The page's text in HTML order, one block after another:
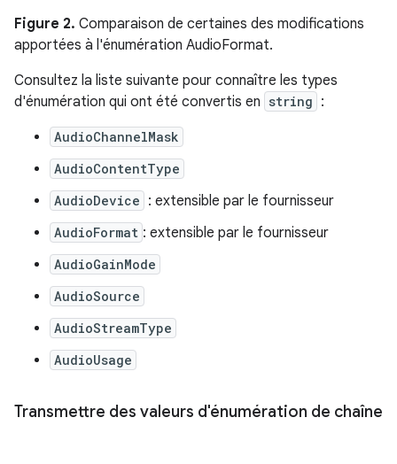
Figure 2. Comparaison de certaines des modifications
apportées à l'énumération AudioFormat.
Consultez la liste suivante pour connaître les types
d'énumération qui ont été convertis en string :
AudioChannelMask
AudioContentType
AudioDevice : extensible par le fournisseur
AudioFormat : extensible par le fournisseur
AudioGainMode
AudioSource
AudioStreamType
AudioUsage
Transmettre des valeurs d'énumération de chaîne